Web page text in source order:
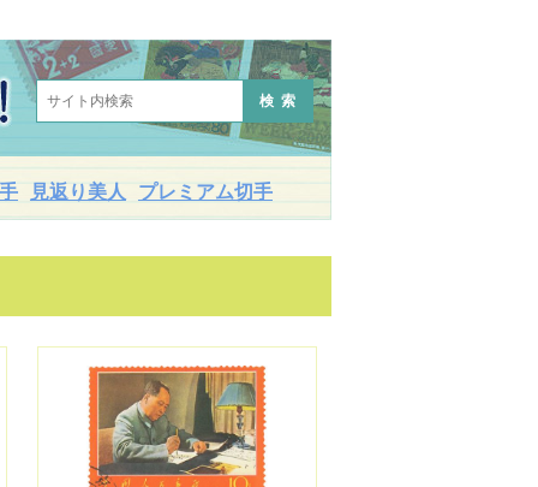
検索
見返り美人 プレミアム切手